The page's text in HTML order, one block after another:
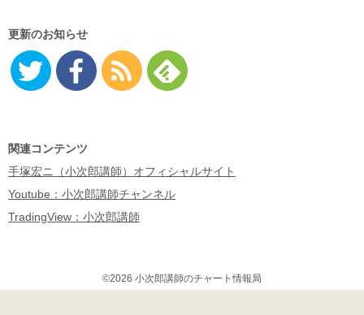
更新のお知らせ
関連コンテンツ
手塚宏ニ（小次郎講師）オフィシャルサイト
Youtube：小次郎講師チャンネル
TradingView：小次郎講師
©2026 小次郎講師のチャート情報局